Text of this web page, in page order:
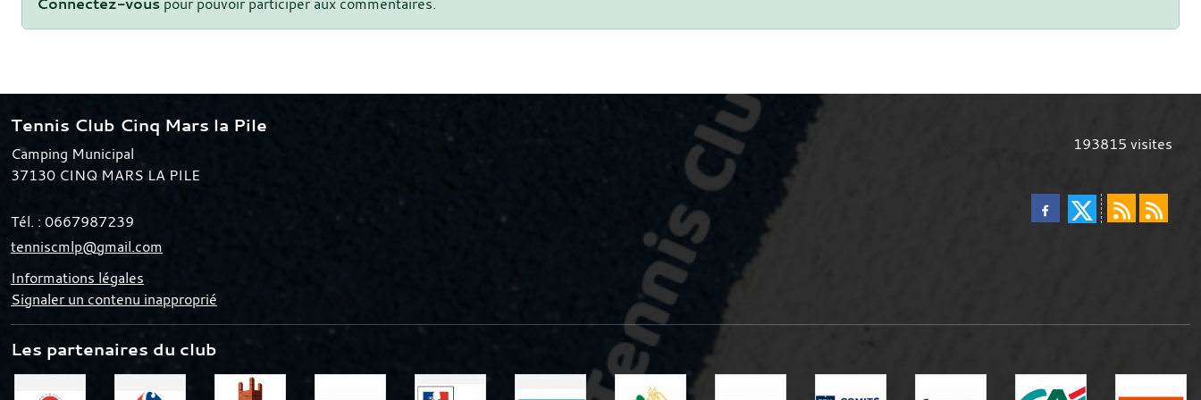
Tennis Club Cinq Mars la Pile
Camping Municipal
37130 CINQ MARS LA PILE
Tél. : 0667987239
tenniscmlp@gmail.com
Informations légales
Signaler un contenu inapproprié
193815 visites
Les partenaires du club